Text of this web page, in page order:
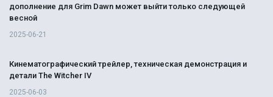
дополнение для Grim Dawn может выйти только следующей
весной
2025-06-21
Кинематографический трейлер, техническая демонстрация и
детали The Witcher IV
2025-06-03